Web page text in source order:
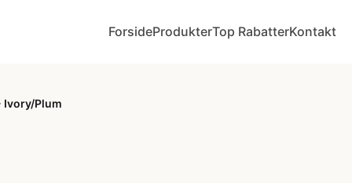
ForsideProdukterTop RabatterKontakt
Ivory/Plum